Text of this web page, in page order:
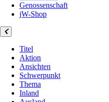
Genossenschaft
jW-Shop
Titel
Aktion
Ansichten
Schwerpunkt
Thema
Inland